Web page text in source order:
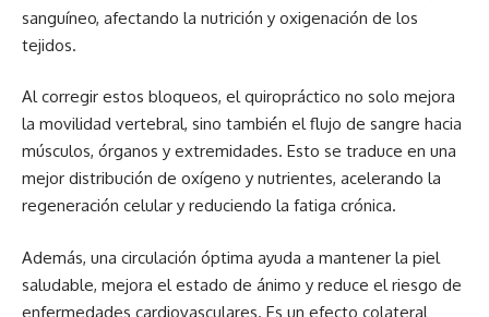
sanguíneo, afectando la nutrición y oxigenación de los
tejidos.
Al corregir estos bloqueos, el quiropráctico no solo mejora
la movilidad vertebral, sino también el flujo de sangre hacia
músculos, órganos y extremidades. Esto se traduce en una
mejor distribución de oxígeno y nutrientes, acelerando la
regeneración celular y reduciendo la fatiga crónica.
Además, una circulación óptima ayuda a mantener la piel
saludable, mejora el estado de ánimo y reduce el riesgo de
enfermedades cardiovasculares. Es un efecto colateral